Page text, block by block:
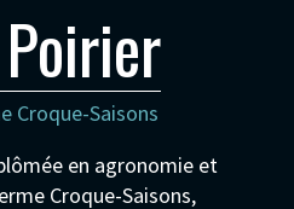
Croque-Saisons
en agronomie et
Croque-Saisons,